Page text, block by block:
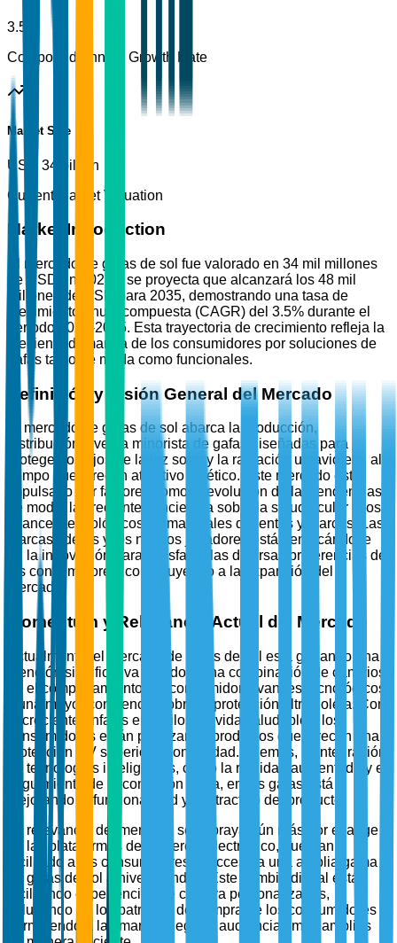
3.5%
Compound Annual Growth Rate
Market Size
USD 34 billion
Current Market Valuation
Market Introduction
El mercado de gafas de sol fue valorado en 34 mil millones
de USD en 2025 y se proyecta que alcanzará los 48 mil
millones de USD para 2035, demostrando una tasa de
crecimiento anual compuesta (CAGR) del 3.5% durante el
período 2026-2035. Esta trayectoria de crecimiento refleja la
creciente demanda de los consumidores por soluciones de
gafas tanto de moda como funcionales.
Definición y Visión General del Mercado
El mercado de gafas de sol abarca la producción,
distribución y venta minorista de gafas diseñadas para
proteger los ojos de la luz solar y la radiación ultravioleta, al
tiempo que ofrecen atractivo estético. Este mercado está
impulsado por factores como la evolución de las tendencias
de moda, la creciente conciencia sobre la salud ocular y los
avances tecnológicos en materiales de lentes y marcos. Las
marcas líderes y los nuevos jugadores están enfocándose
en la innovación para satisfacer las diversas preferencias de
los consumidores, contribuyendo a la expansión del
mercado.
Momentum y Relevancia Actual del Mercado
Actualmente, el mercado de gafas de sol está ganando una
atención significativa debido a una combinación de cambios
en el comportamiento del consumidor, avances tecnológicos
y una mayor conciencia sobre la protección ultravioleta. Con
el creciente énfasis en estilos de vida saludables, los
consumidores están priorizando productos que ofrecen una
protección UV superior y comodidad. Además, la integración
de tecnologías inteligentes, como la realidad aumentada y el
seguimiento de la condición física, en las gafas está
mejorando la funcionalidad y el atractivo del producto.
La relevancia del mercado se subraya aún más por el auge
de las plataformas de comercio electrónico, que han
facilitado a los consumidores el acceso a una amplia gama
de gafas de sol a nivel mundial. Este cambio digital está
facilitando experiencias de compra personalizadas,
influyendo en los patrones de compra de los consumidores y
permitiendo a las marcas llegar a audiencias más amplias